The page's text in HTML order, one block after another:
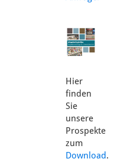
Hier
finden
Sie
unsere
Prospekte
zum
Download.